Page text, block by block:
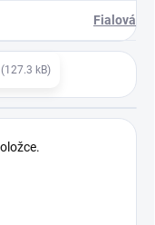
Fialová
kB)